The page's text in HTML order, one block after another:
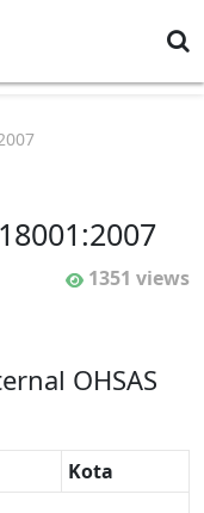
1351 views
OHSAS
Kota